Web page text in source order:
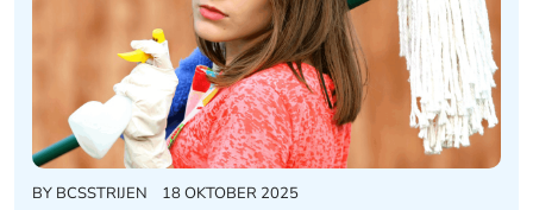
BY BCSSTRIJEN 18 OKTOBER 2025